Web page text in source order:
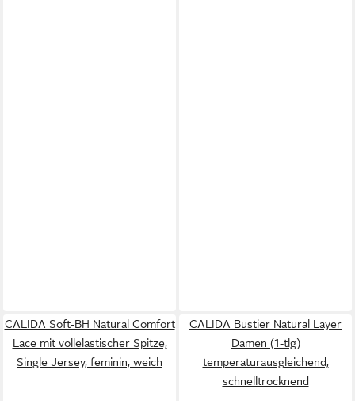
CALIDA Soft-BH Natural Comfort
Lace mit vollelastischer Spitze,
Single Jersey, feminin, weich
CALIDA Bustier Natural Layer
Damen (1-tlg)
temperaturausgleichend,
schnelltrocknend